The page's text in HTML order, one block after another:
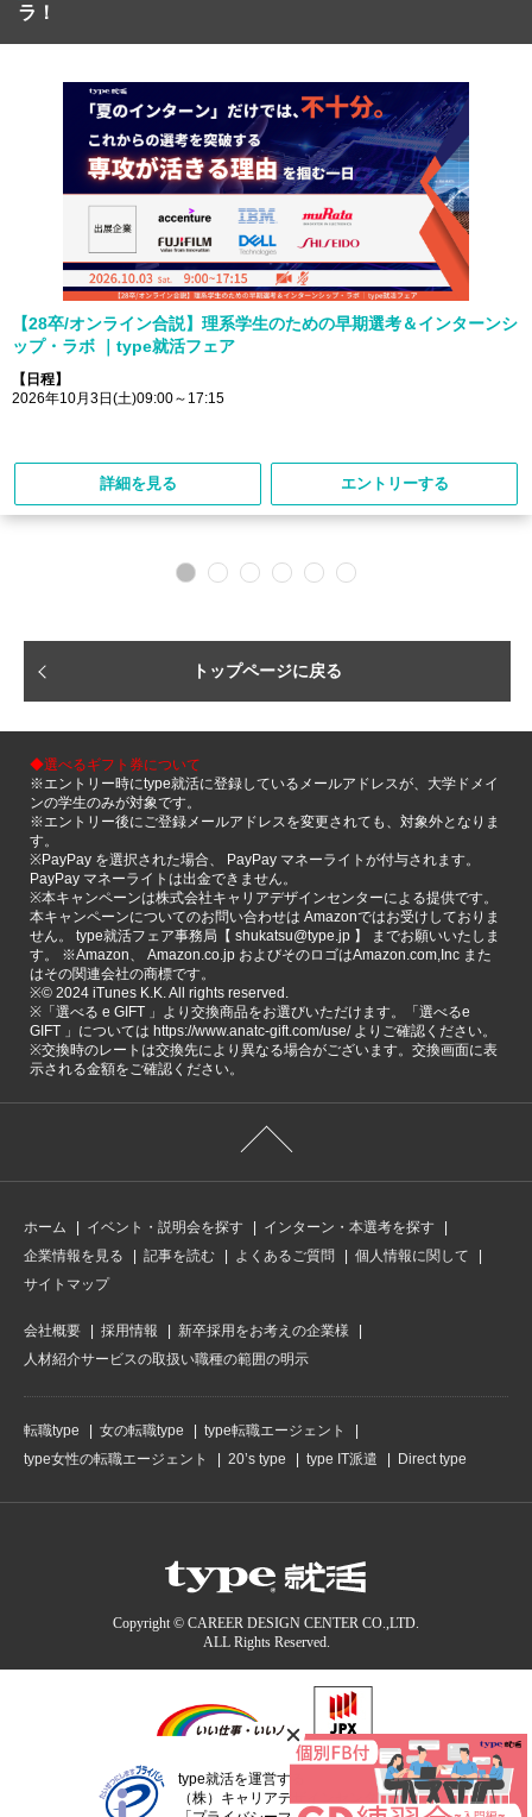
ラ！
【28卒/オンライン合説】理系学生のための早期選考＆インターンシ
ップ・ラボ ｜type就活フェア
【日程】
2026年10月3日(土)09:00～17:15
詳細を見る エントリーする
トップページに戻る
◆選べるギフト券について
※エントリー時にtype就活に登録しているメールアドレスが、大学ドメイ
ンの学生のみが対象です。
※エントリー後にご登録メールアドレスを変更されても、対象外となりま
す。
※PayPay を選択された場合、 PayPay マネーライトが付与されます。
PayPay マネーライトは出金できません。
※本キャンペーンは株式会社キャリアデザインセンターによる提供です。
本キャンペーンについてのお問い合わせは Amazonではお受けしておりま
せん。 type就活フェア事務局【 shukatsu@type.jp 】 までお願いいたしま
す。 ※Amazon、 Amazon.co.jp およびそのロゴはAmazon.com,Inc また
はその関連会社の商標です。
※©️ 2024 iTunes K.K. All rights reserved.
※「選べる e GIFT 」より交換商品をお選びいただけます。「選べるe
GIFT 」については https://www.anatc-gift.com/use/ よりご確認ください。
※交換時のレートは交換先により異なる場合がございます。交換画面に表
示される金額をご確認ください。
ホーム イベント・説明会を探す
インターン・本選考を探す
企業情報を見る
記事を読む よくあるご質問
個人情報に関して
サイトマップ
会社概要 採用情報
新卒採用をお考えの企業様
人材紹介サービスの取扱い職種の範囲の明示
転職type 女の転職type
type転職エージェント
type女性の転職エージェント
20’s type type IT派遣 Direct type
Copyright © CAREER DESIGN CENTER CO.,LTD.
ALL Rights Reserved.
type就活を運営する
（株）キャリアデザインセンターは